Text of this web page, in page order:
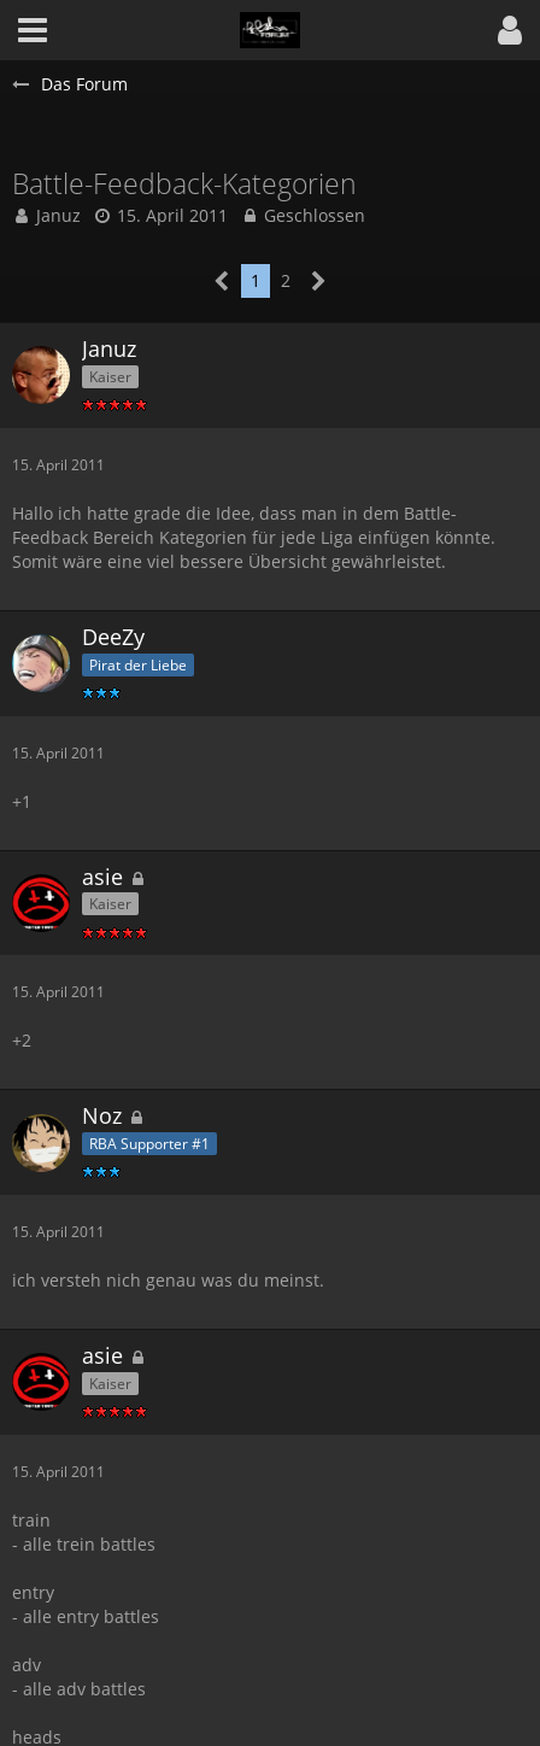
Das Forum
Battle-Feedback-Kategorien
Januz 15. April 2011 Geschlossen
1 2
Januz
Kaiser
15. April 2011
Hallo ich hatte grade die Idee, dass man in dem Battle-
Feedback Bereich Kategorien für jede Liga einfügen könnte.
Somit wäre eine viel bessere Übersicht gewährleistet.
DeeZy
Pirat der Liebe
15. April 2011
+1
asie
Kaiser
15. April 2011
+2
Noz
RBA Supporter #1
15. April 2011
ich versteh nich genau was du meinst.
asie
Kaiser
15. April 2011
train
- alle trein battles
entry
- alle entry battles
adv
- alle adv battles
heads